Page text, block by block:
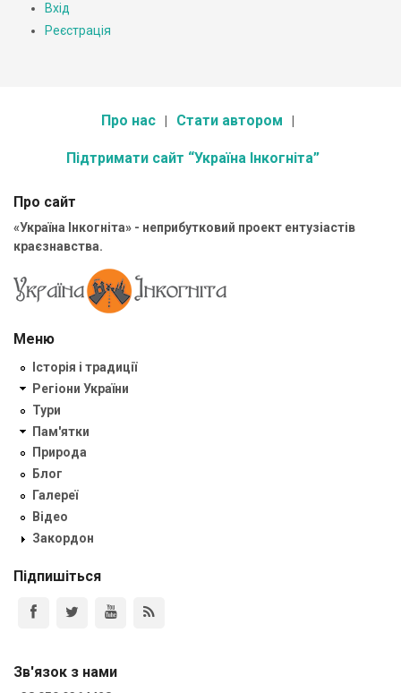
Вхід
Реєстрація
Про нас Стати автором
Підтримати сайт “Україна Інкогніта”
Про сайт
«Україна Інкогніта» - неприбутковий проект ентузіастів
краєзнавства.
Меню
Історія і традиції
Регіони України
Тури
Пам'ятки
Природа
Блог
Галереї
Відео
Закордон
Підпишіться
Зв'язок з нами